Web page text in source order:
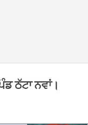
ਠੱਟਾ ਨਵਾਂ।